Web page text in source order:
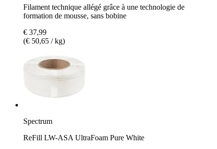
Filament technique allégé grâce à une technologie de
formation de mousse, sans bobine
€ 37,99
(€ 50,65 / kg)
Spectrum
ReFill LW-ASA UltraFoam Pure White